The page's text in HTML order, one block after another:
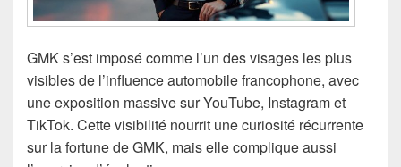
GMK s’est imposé comme l’un des visages les plus
visibles de l’influence automobile francophone, avec
une exposition massive sur YouTube, Instagram et
TikTok. Cette visibilité nourrit une curiosité récurrente
sur la fortune de GMK, mais elle complique aussi